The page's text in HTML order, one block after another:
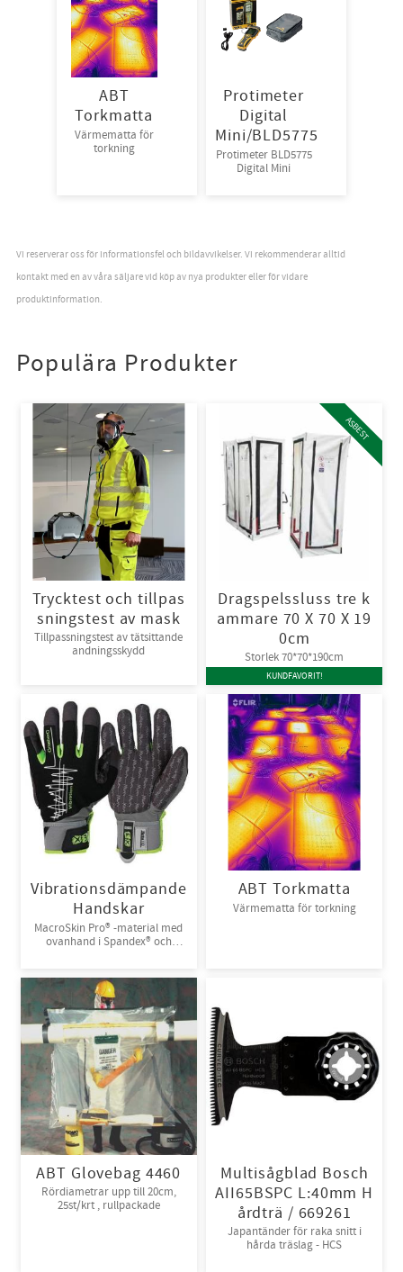
ABT
Torkmatta
Värmematta för
torkning
Protimeter
Digital
Mini/BLD5775
Protimeter BLD5775
Digital Mini
Vi reserverar oss för informationsfel och bildavvikelser. Vi rekommenderar alltid
kontakt med en av våra säljare vid köp av nya produkter eller för vidare
produktinformation.
Populära Produkter
Trycktest och tillpas
sningstest av mask
Tillpassningstest av tätsittande
andningsskydd
Dragspelssluss tre k
ammare 70 X 70 X 19
0cm
Storlek 70*70*190cm
ASBEST
KUNDFAVORIT!
Vibrationsdämpande
Handskar
MacroSkin Pro® -material med
ovanhand i Spandex® och
ABT Torkmatta
Värmematta för torkning
ABT Glovebag 4460
Rördiametrar upp till 20cm,
25st/krt , rullpackade
Multisågblad Bosch
AII65BSPC L:40mm H
årdträ / 669261
Japantänder för raka snitt i
hårda träslag - HCS